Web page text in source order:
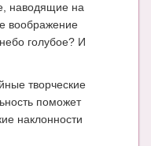
наводящие на
воображение
голубое? И
творческие
поможет
наклонности